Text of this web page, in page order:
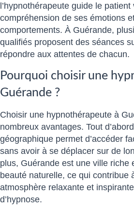
l’hypnothérapeute guide le
compréhension de ses émotions
comportements. À Guérande,
qualifiés proposent des séances
répondre aux attentes de chacun.
Pourquoi choisir une
Guérande ?
Choisir une hypnothérapeute à
nombreux avantages. Tout
géographique permet d’accéder
sans avoir à se déplacer sur de
plus, Guérande est une ville riche
beauté naturelle, ce qui contribue
atmosphère relaxante et
d’hypnose.